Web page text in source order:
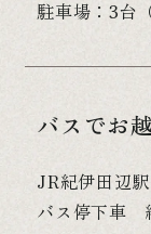
駐車場：3台
バスでお
JR紀伊田辺
バス停下車